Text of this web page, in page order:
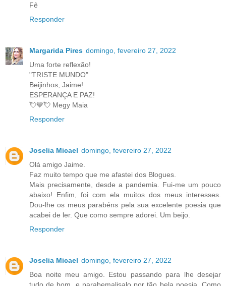
Fê
Responder
Margarida Pires domingo, fevereiro 27, 2022
Uma forte reflexão!
"TRISTE MUNDO"
Beijinhos, Jaime!
ESPERANÇA E PAZ!
💘💙💘 Megy Maia
Responder
Joselia Micael domingo, fevereiro 27, 2022
Olá amigo Jaime.
Faz muito tempo que me afastei dos Blogues.
Mais precisamente, desde a pandemia. Fui-me um pouco
abaixo! Enfim, foi com ela muitos dos meus interesses.
Dou-lhe os meus parabéns pela sua excelente poesia que
acabei de ler. Que como sempre adorei. Um beijo.
Responder
Joselia Micael domingo, fevereiro 27, 2022
Boa noite meu amigo. Estou passando para lhe desejar